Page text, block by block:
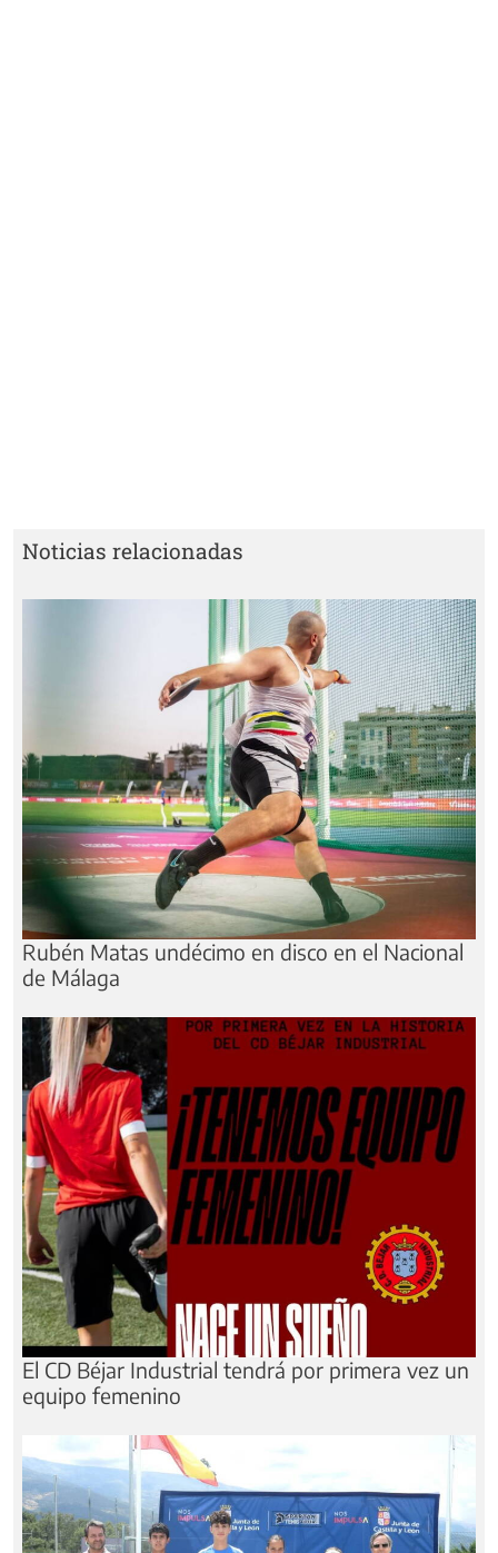
Noticias relacionadas
Rubén Matas undécimo en disco en el Nacional
de Málaga
El CD Béjar Industrial tendrá por primera vez un
equipo femenino